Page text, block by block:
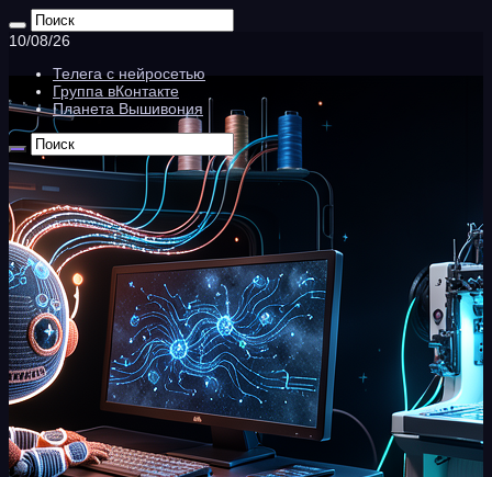
10/08/26
Телега с нейросетью
Группа вКонтакте
Планета Вышивония